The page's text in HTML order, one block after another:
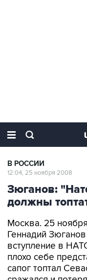
В РОССИИ
12:04, 25 ноября 2008
Зюганов:
должны
Москва. 25
Геннадий
вступление в
плохо себе
сапог топтал